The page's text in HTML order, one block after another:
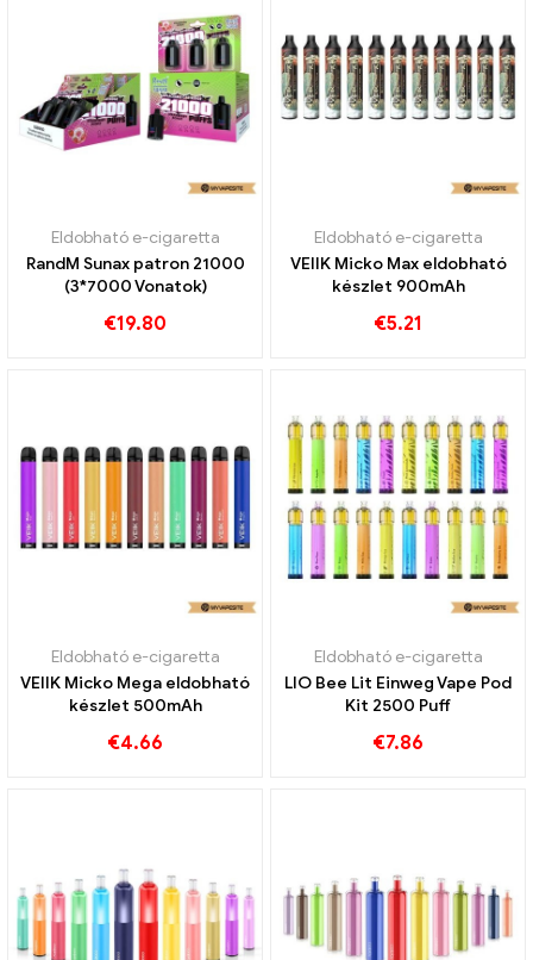
Eldobható e-cigaretta
RandM Sunax patron 21000
(3*7000 Vonatok)
€19.80
Eldobható e-cigaretta
VEIIK Micko Max eldobható
készlet 900mAh
€5.21
Eldobható e-cigaretta
VEIIK Micko Mega eldobható
készlet 500mAh
€4.66
Eldobható e-cigaretta
LIO Bee Lit Einweg Vape Pod
Kit 2500 Puff
€7.86